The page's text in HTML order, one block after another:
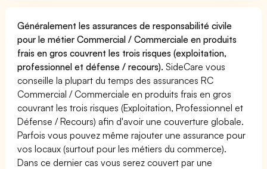
Généralement les assurances de responsabilité civile
pour le métier Commercial / Commerciale en produits
frais en gros couvrent les trois risques (exploitation,
professionnel et défense / recours). SideCare vous
conseille la plupart du temps des assurances RC
Commercial / Commerciale en produits frais en gros
couvrant les trois risques (Exploitation, Professionnel et
Défense / Recours) afin d'avoir une couverture globale.
Parfois vous pouvez même rajouter une assurance pour
vos locaux (surtout pour les métiers du commerce).
Dans ce dernier cas vous serez couvert par une